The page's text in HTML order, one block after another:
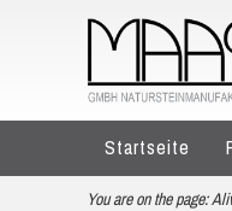
Startseite
You are on the page: